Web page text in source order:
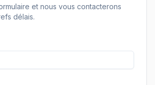
et nous vous contacterons
délais.